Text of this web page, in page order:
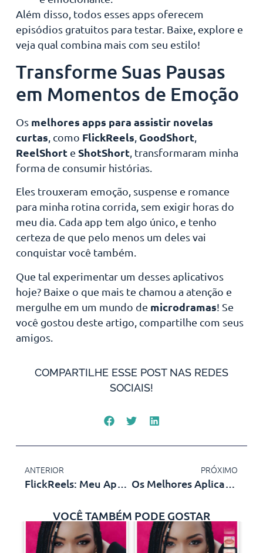
Além disso, todos esses apps oferecem
episódios gratuitos para testar. Baixe, explore e
veja qual combina mais com seu estilo!
Transforme Suas Pausas
em Momentos de Emoção
Os melhores apps para assistir novelas
curtas , como FlickReels GoodShort
ReelShort e ShotShort , transformaram minha
forma de consumir histórias.
Eles trouxeram emoção, suspense e romance
para minha rotina corrida, sem exigir horas do
meu dia. Cada app tem algo único, e tenho
certeza de que pelo menos um deles vai
conquistar você também.
Que tal experimentar um desses aplicativos
hoje? Baixe o que mais te chamou a atenção e
mergulhe em um mundo de microdramas! Se
você gostou deste artigo, compartilhe com seus
amigos.
COMPARTILHE ESSE POST NAS REDES
SOCIAIS!
ANTERIOR
FlickReels: Meu App Favorito Para Assistir Novelas
PRÓXIMO
Os Melhores Aplicativos Para Assistir NBA No Celular
VOCÊ TAMBÉM PODE GOSTAR